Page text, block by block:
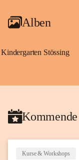
Alben
Kindergarten Stössing
Kurse & Workshops